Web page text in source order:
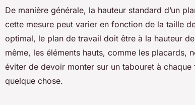
De manière générale, la hauteur standard d’un
cette mesure peut varier en fonction de la taille
optimal, le plan de travail doit être à la hauteur
même, les éléments hauts, comme les placards,
éviter de devoir monter sur un tabouret à
quelque chose.